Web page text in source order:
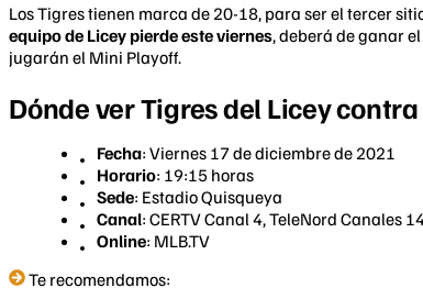
Los Tigres tienen marca de 20-18, para ser el tercer
equipo de Licey pierde este viernes, deberá de ganar
jugarán el Mini Playoff.
Dónde ver Tigres del Licey
Fecha: Viernes 17 de diciembre de 2021
Horario: 19:15 horas
Sede: Estadio Quisqueya
Canal: CERTV Canal 4, TeleNord Canales
Online: MLB.TV
Te recomendamos: